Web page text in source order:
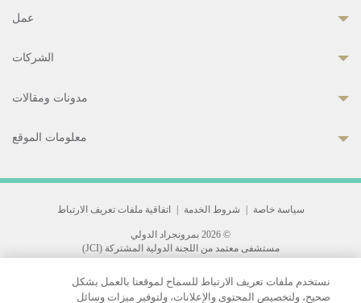
عمل
الشركات
مدونات ومقالات
معلومات الموقع
سياسة خاصة شروط الخدمة اتفاقية ملفات تعريف الارتباط
© 2026 بمرونجراد الدولي
مستشفى معتمد من اللجنة الدولية المشتركة (JCI)
33 Sukhumvit 3, Wattana, Bangkok 10110 Thailand.
All rights reserved.
نستخدم ملفات تعريف الارتباط للسماح لموقعنا بالعمل بشكل
صحيح، ولتخصيص المحتوى والإعلانات، ولتوفير ميزات وسائل